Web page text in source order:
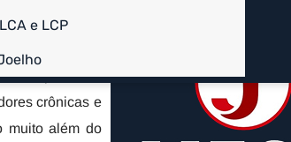
e LCP
avançado da
ao paciente.
crônicas e
muito além do